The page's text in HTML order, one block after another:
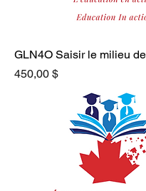
GLN4O Saisir le milieu
Prix
450,00 $